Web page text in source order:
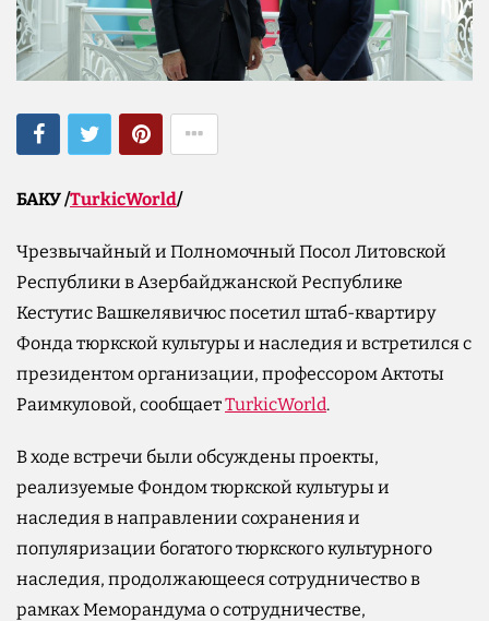
БАКУ /TurkicWorld/
Чрезвычайный и Полномочный Посол Литовской
Республики в Азербайджанской Республике
Кестутис Вашкелявичюс посетил штаб-квартиру
Фонда тюркской культуры и наследия и встретился с
президентом организации, профессором Актоты
Раимкуловой, сообщаетTurkicWorld.
В ходе встречи были обсуждены проекты,
реализуемые Фондом тюркской культуры и
наследия в направлении сохранения и
популяризации богатого тюркского культурного
наследия, продолжающееся сотрудничество в
рамках Меморандума о сотрудничестве,